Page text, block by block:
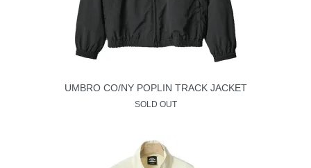
UMBRO CO/NY POPLIN TRACK JACKET
SOLD OUT